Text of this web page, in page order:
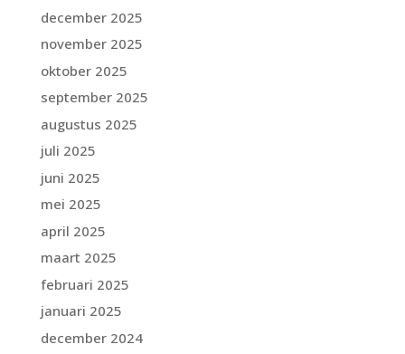
december 2025
november 2025
oktober 2025
september 2025
augustus 2025
juli 2025
juni 2025
mei 2025
april 2025
maart 2025
februari 2025
januari 2025
december 2024